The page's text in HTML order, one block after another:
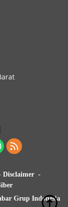
Disclaimer
Grup Indonesia